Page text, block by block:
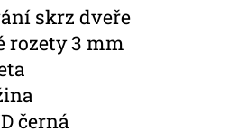
skrz dveře
rozety 3 mm
černá